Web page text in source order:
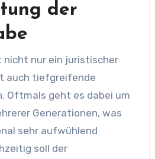
der
nicht nur ein juristischer
auch tiefgreifende
Oftmals geht es dabei um
Generationen, was
sehr aufwühlend
soll der